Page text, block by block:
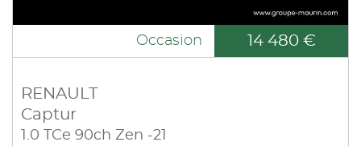
Occasion 14 480 €
RENAULT
Captur
1.0 TCe 90ch Zen -21